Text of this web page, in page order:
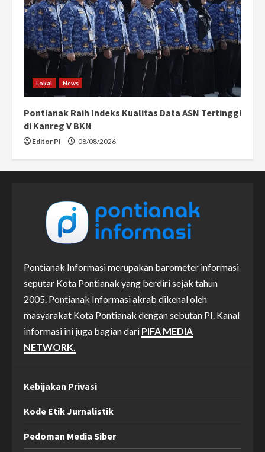
Lokal News
Pontianak Raih Indeks Kualitas Data ASN Tertinggi
di Kanreg V BKN
Editor PI 08/08/2026
Pontianak Informasi merupakan barometer informasi
seputar Kota Pontianak yang berdiri sejak tahun
2005. Pontianak Informasi akrab dikenal oleh
masyarakat Kota Pontianak dengan sebutan PI. Kanal
informasi ini juga bagian dari PIFA MEDIA
NETWORK.
Kebijakan Privasi
Kode Etik Jurnalistik
Pedoman Media Siber